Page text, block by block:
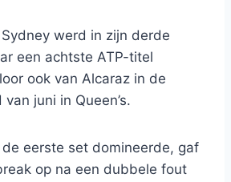
werd in zijn derde
een achtste ATP-titel
ook van Alcaraz in de
juni in Queen’s.
eerste set domineerde, gaf
op na een dubbele fout